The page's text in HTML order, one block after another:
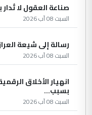
صناعة العقول لا
السبت 08 آب 2026
رسالة إلى شيعة
السبت 08 آب 2026
انهيار الأخلاق
بسبب...
السبت 08 آب 2026